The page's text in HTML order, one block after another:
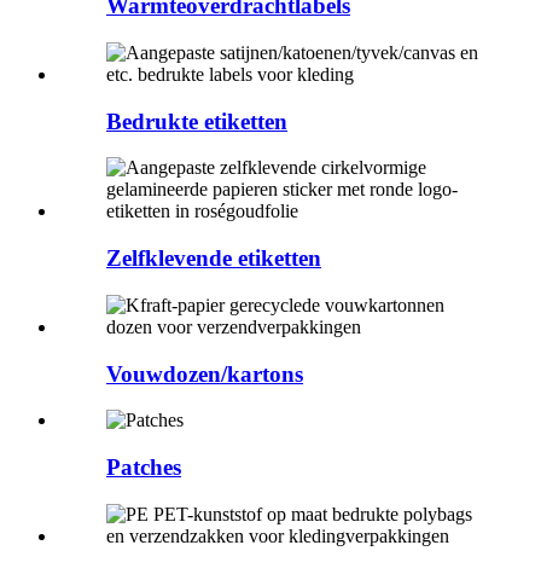
Warmteoverdrachtlabels
Bedrukte etiketten
Zelfklevende etiketten
Vouwdozen/kartons
Patches